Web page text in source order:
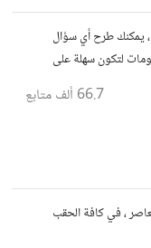
يمكنك طرح أي سؤال
لتكون سهلة على
66.7 ألف متابع
، في كافة الحقب